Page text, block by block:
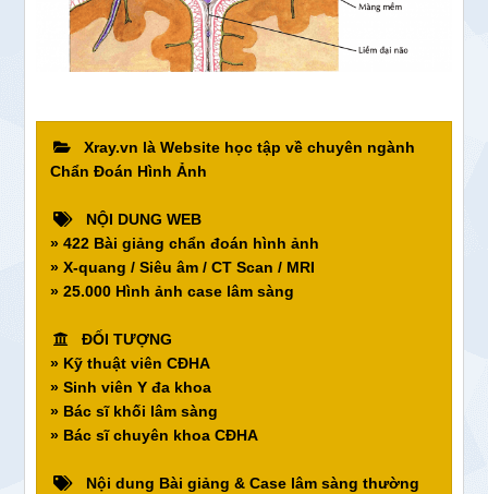
Xray.vn là Website học tập về chuyên ngành
Chẩn Đoán Hình Ảnh
NỘI DUNG WEB
» 422 Bài giảng chẩn đoán hình ảnh
» X-quang / Siêu âm / CT Scan / MRI
» 25.000 Hình ảnh case lâm sàng
ĐỐI TƯỢNG
» Kỹ thuật viên CĐHA
» Sinh viên Y đa khoa
» Bác sĩ khối lâm sàng
» Bác sĩ chuyên khoa CĐHA
Nội dung Bài giảng & Case lâm sàng thường